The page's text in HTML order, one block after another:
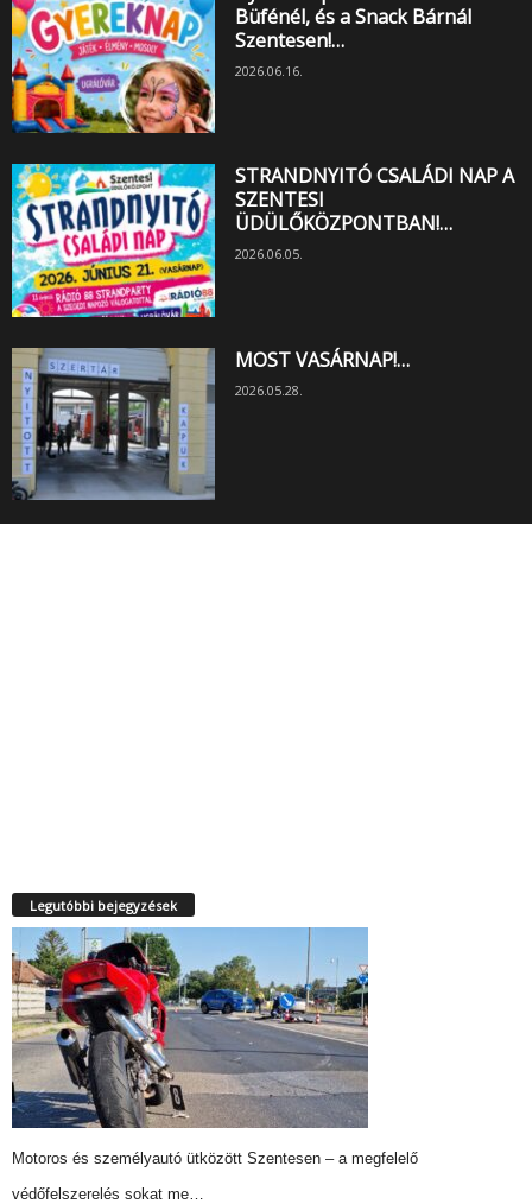
Büfénél, és a Snack Bárnál
Szentesen!…
2026.06.16.
STRANDNYITÓ CSALÁDI NAP A
SZENTESI
ÜDÜLŐKÖZPONTBAN!…
2026.06.05.
MOST VASÁRNAP!…
2026.05.28.
Legutóbbi bejegyzések
Motoros és személyautó ütközött Szentesen – a megfelelő
védőfelszerelés sokat me…